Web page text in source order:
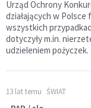
Urząd Ochrony
działających w Polsce
wszystkich
dotyczyły m.in.
udzieleniem pożyczek.
13 lat temu ŚWIAT